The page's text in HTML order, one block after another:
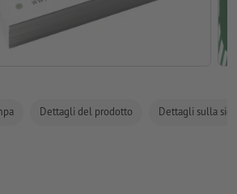
Dettagli del prodotto Dettagli sulla
preferiti